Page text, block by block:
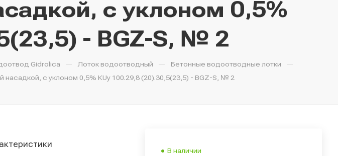
с уклоном 0,5%
- BGZ-S, № 2
Gidrolica — Лоток водоотводный — Бетонные водоотводные лотки —
с уклоном 0,5% КUу 100.29,8 (20).30,5(23,5) - BGZ-S, № 2
В наличии